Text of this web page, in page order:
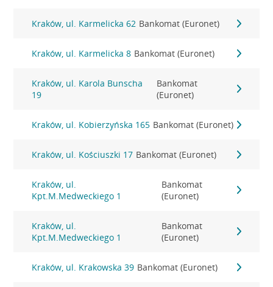
Kraków, ul. Karmelicka 62 Bankomat (Euronet)
Kraków, ul. Karmelicka 8 Bankomat (Euronet)
Kraków, ul. Karola Bunscha
19
Bankomat
(Euronet)
Kraków, ul. Kobierzyńska 165 Bankomat (Euronet)
Kraków, ul. Kościuszki 17 Bankomat (Euronet)
Kraków, ul.
Kpt.M.Medweckiego 1
Bankomat
(Euronet)
Kraków, ul.
Kpt.M.Medweckiego 1
Bankomat
(Euronet)
Kraków, ul. Krakowska 39 Bankomat (Euronet)